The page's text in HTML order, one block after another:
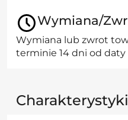
Wymiana/
Wymiana lub zwrot
terminie 14 dni od
Charakterystyki